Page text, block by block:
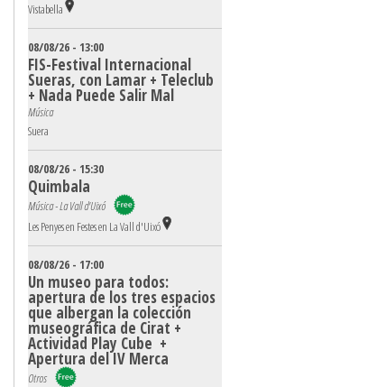
Vistabella
08/08/26 - 13:00
FIS-Festival Internacional
Sueras, con Lamar + Teleclub
+ Nada Puede Salir Mal
Música
Suera
08/08/26 - 15:30
Quimbala
Música - La Vall d'Uixó
Les Penyes en Festes en La Vall d'Uixó
08/08/26 - 17:00
Un museo para todos:
apertura de los tres espacios
que albergan la colección
museográfica de Cirat +
Actividad Play Cube +
Apertura del IV Merca
Otros